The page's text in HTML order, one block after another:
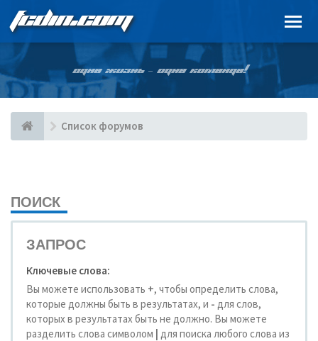
FCDIN.COM
ОДНА ЖИЗНЬ – ОДНА КОМАНДА!
Список форумов
ПОИСК
ЗАПРОС
Ключевые слова:
Вы можете использовать +, чтобы определить слова,
которые должны быть в результатах, и - для слов,
которых в результатах быть не должно. Вы можете
разделить слова символом | для поиска любого слова из